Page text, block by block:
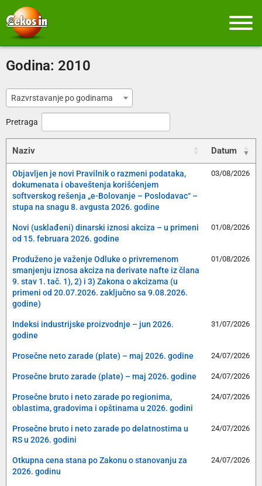
Godina: 2010
Razvrstavanje po godinama
Pretraga
Naziv Datum
Objavljen je novi Pravilnik o razmeni podataka,
dokumenata i obaveštenja korišćenjem
softverskog rešenja „e-Bolovanje – Poslodavac“ –
stupa na snagu 8. avgusta 2026. godine
03/08/2026
Novi (usklađeni) dinarski iznosi akciza – u primeni
od 15. februara 2026. godine
01/08/2026
Produženo je važenje Odluke o privremenom
smanjenju iznosa akciza na derivate nafte iz člana
9. stav 1. tač. 1), 2) i 3) Zakona o akcizama (u
primeni od 20.07.2026. zaključno sa 9.08.2026.
godine)
01/08/2026
Indeksi industrijske proizvodnje – jun 2026.
godine
31/07/2026
Prosečne neto zarade (plate) – maj 2026. godine 24/07/2026
Prosečne bruto zarade (plate) – maj 2026. godine 24/07/2026
Prosečne bruto i neto zarade po regionima,
oblastima, gradovima i opštinama u 2026. godini
24/07/2026
Prosečne bruto i neto zarade po delatnostima u
RS u 2026. godini
24/07/2026
Otkupna cena stana po Zakonu o stanovanju za
2026. godinu
24/07/2026